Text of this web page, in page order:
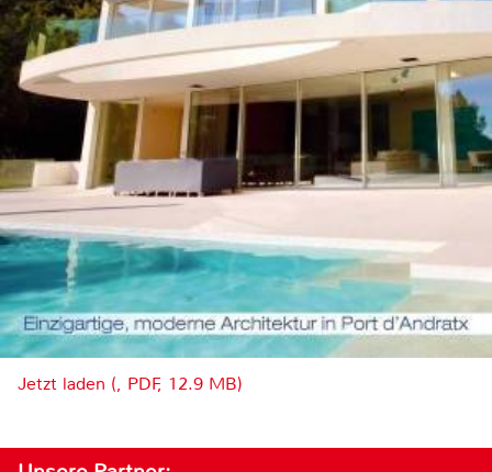
Jetzt laden (, PDF, 12.9 MB)